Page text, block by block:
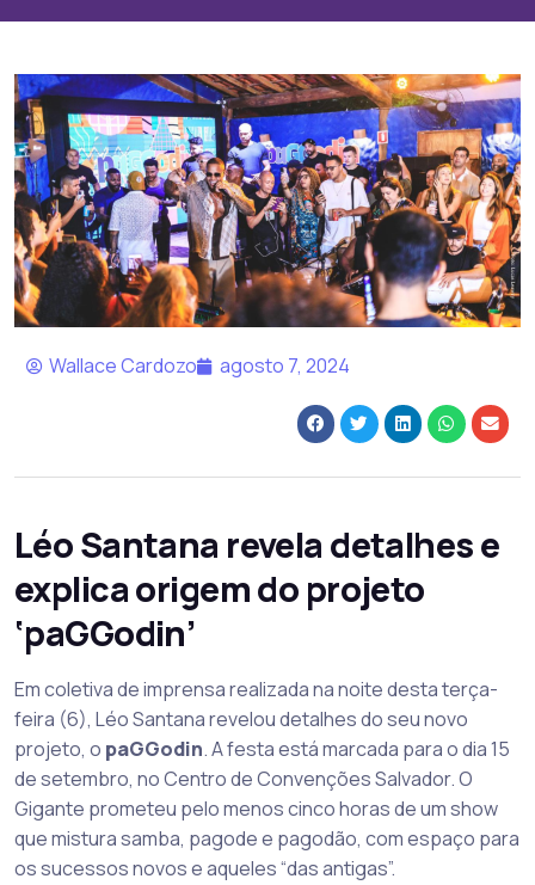
Wallace Cardozo agosto 7, 2024
Léo Santana revela detalhes e
explica origem do projeto
‘paGGodin’
Em coletiva de imprensa realizada na noite desta terça-
feira (6), Léo Santana revelou detalhes do seu novo
projeto, o paGGodin. A festa está marcada para o dia 15
de setembro, no Centro de Convenções Salvador. O
Gigante prometeu pelo menos cinco horas de um show
que mistura samba, pagode e pagodão, com espaço para
os sucessos novos e aqueles “das antigas”.